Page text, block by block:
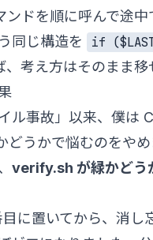
ンドを順に呼んで途中
同じ構造を
if
、考え方はそのまま移
ル事故」以来、僕は
どうかで悩むのをや
verify.sh が緑かどう
に置いてから、消し